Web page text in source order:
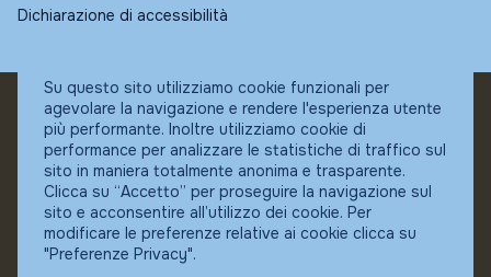
Dichiarazione di accessibilità
© Fundstore
Collocatore autorizzato:
Banca Ifigest SpA
P.Iva: 04337180485
Su questo sito utilizziamo cookie funzionali per
agevolare la navigazione e rendere l'esperienza utente
più performante. Inoltre utilizziamo cookie di
performance per analizzare le statistiche di traffico sul
sito in maniera totalmente anonima e trasparente.
Clicca su “Accetto” per proseguire la navigazione sul
sito e acconsentire all’utilizzo dei cookie. Per
modificare le preferenze relative ai cookie clicca su
"Preferenze Privacy".